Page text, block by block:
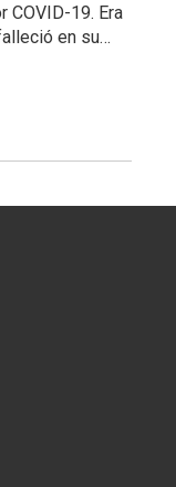
COVID-19. Era
en su…